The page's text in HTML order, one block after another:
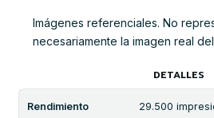
Imágenes referenciales. No
necesariamente la imagen real
DETALLES
Rendimiento
29.500